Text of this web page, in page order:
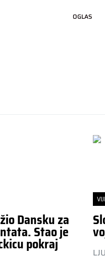
OGLAS
Dansku za
Stao je
pokraj